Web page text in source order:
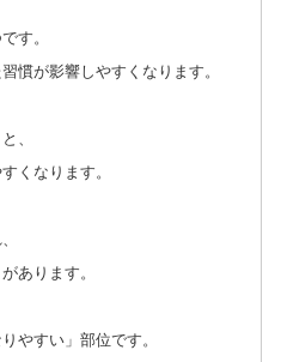
す。
慣が影響しやすくなります。
、
くなります。
あります。
やすい」部位です。